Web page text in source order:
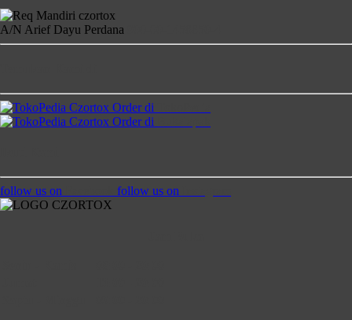
A/N Arief Dayu Perdana
Order di
Order di
follow us on follow us on